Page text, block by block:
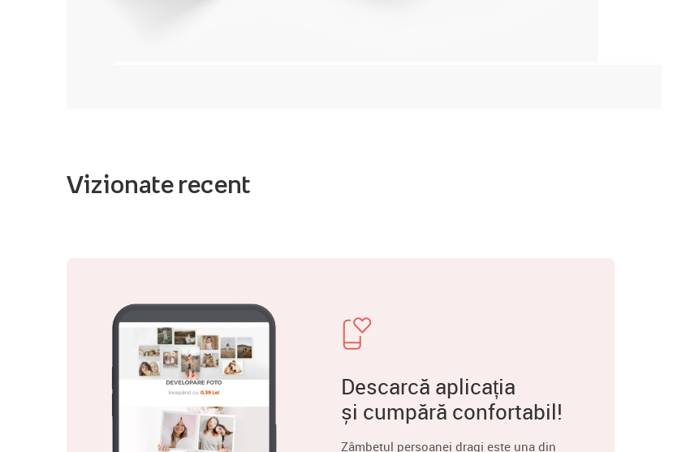
Vizionate recent
Descarcă aplicația
și cumpără confortabil!
Zâmbetul persoanei dragi este una din